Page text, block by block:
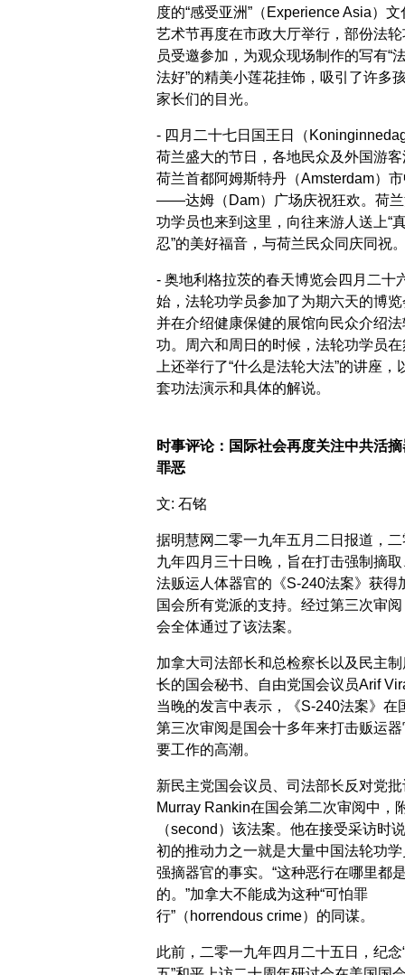
度的“感受亚洲”（Experience Asia）文
艺术节再度在市政大厅举行，部份法轮
员受邀参加，为观众现场制作的写有“
法好”的精美小莲花挂饰，吸引了许多
家长们的目光。
- 四月二十七日国王日（
荷兰盛大的节日，各地民众及外国游客
荷兰首都阿姆斯特丹（Amsterdam）
――达姆（Dam）广场庆祝狂欢。荷
功学员也来到这里，向往来游人送上“
忍”的美好福音，与荷兰民众同庆同祝
- 奥地利格拉茨的春天博览会四月二十
始，法轮功学员参加了为期六天的博览
并在介绍健康保健的展馆向民众介绍法
功。周六和周日的时候，法轮功学员在
上还举行了“什么是法轮大法”的讲座，
套功法演示和具体的解说。
时事评论：国际社会再度关注中共活
罪恶
文: 石铭
据明慧网二零一九年五月二日报道，二
九年四月三十日晚，旨在打击强制摘取
法贩运人体器官的《S-240法案》获得
国会所有党派的支持。经过第三次审
会全体通过了该法案。
加拿大司法部长和总检察长以及民主制
长的国会秘书、自由党国会议员Arif
当晚的发言中表示，《S-240法案》在
第三次审阅是国会十多年来打击贩运器
要工作的高潮。
新民主党国会议员、司法部长反对党批
Murray Rankin在国会第二次审阅中，
（second）该法案。他在接受采访时
初的推动力之一就是大量中国法轮功学
强摘器官的事实。“这种恶行在哪里都
的。”加拿大不能成为这种“可怕罪
行”（horrendous crime）的同谋。
此前，二零一九年四月二十五日，纪念